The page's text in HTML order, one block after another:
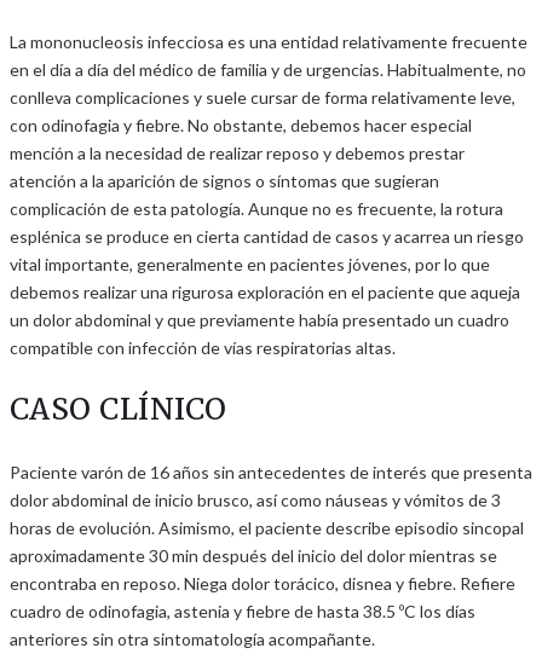
La mononucleosis infecciosa es una entidad relativamente frecuente
en el día a día del médico de familia y de urgencias. Habitualmente, no
conlleva complicaciones y suele cursar de forma relativamente leve,
con odinofagia y fiebre. No obstante, debemos hacer especial
mención a la necesidad de realizar reposo y debemos prestar
atención a la aparición de signos o síntomas que sugieran
complicación de esta patología. Aunque no es frecuente, la rotura
esplénica se produce en cierta cantidad de casos y acarrea un riesgo
vital importante, generalmente en pacientes jóvenes, por lo que
debemos realizar una rigurosa exploración en el paciente que aqueja
un dolor abdominal y que previamente había presentado un cuadro
compatible con infección de vías respiratorias altas.
CASO CLÍNICO
Paciente varón de 16 años sin antecedentes de interés que presenta
dolor abdominal de inicio brusco, así como náuseas y vómitos de 3
horas de evolución. Asimismo, el paciente describe episodio sincopal
aproximadamente 30 min después del inicio del dolor mientras se
encontraba en reposo. Niega dolor torácico, disnea y fiebre. Refiere
cuadro de odinofagia, astenia y fiebre de hasta 38.5 ºC los días
anteriores sin otra sintomatología acompañante.